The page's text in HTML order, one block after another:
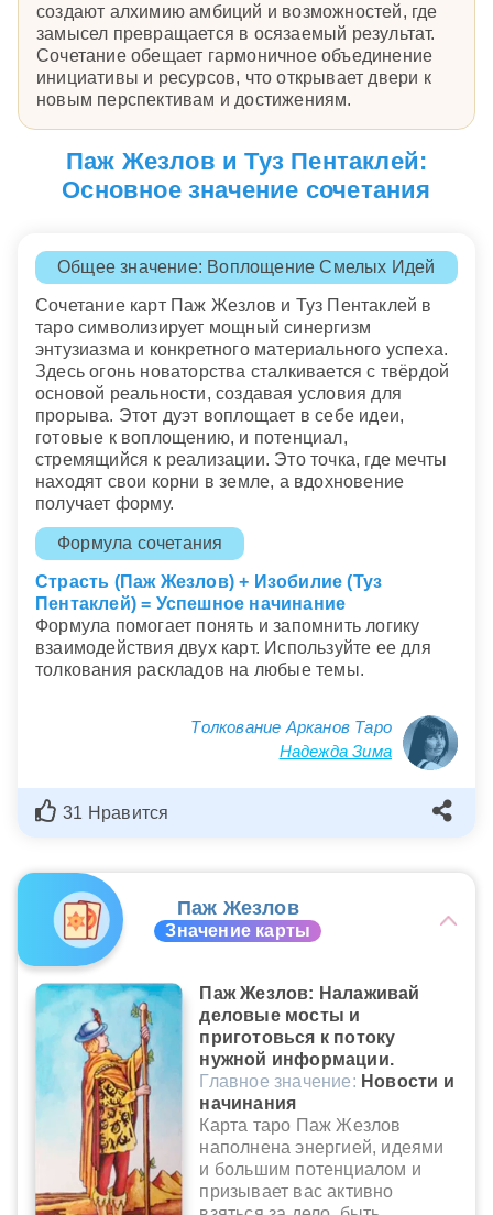
создают алхимию амбиций и возможностей, где
замысел превращается в осязаемый результат.
Сочетание обещает гармоничное объединение
инициативы и ресурсов, что открывает двери к
новым перспективам и достижениям.
Паж Жезлов и Туз Пентаклей:
Основное значение сочетания
Общее значение: Воплощение Смелых Идей
Сочетание карт Паж Жезлов и Туз Пентаклей в
таро символизирует мощный синергизм
энтузиазма и конкретного материального успеха.
Здесь огонь новаторства сталкивается с твёрдой
основой реальности, создавая условия для
прорыва. Этот дуэт воплощает в себе идеи,
готовые к воплощению, и потенциал,
стремящийся к реализации. Это точка, где мечты
находят свои корни в земле, а вдохновение
получает форму.
Формула сочетания
Страсть (Паж Жезлов) + Изобилие (Туз
Пентаклей) = Успешное начинание
Формула помогает понять и запомнить логику
взаимодействия двух карт. Используйте ее для
толкования раскладов на любые темы.
Толкование Арканов Таро
Надежда Зима
31 Нравится
Паж Жезлов
Значение карты
Паж Жезлов: Налаживай
деловые мосты и
приготовься к потоку
нужной информации.
Главное значение: Новости и
начинания
Карта таро Паж Жезлов
наполнена энергией, идеями
и большим потенциалом и
призывает вас активно